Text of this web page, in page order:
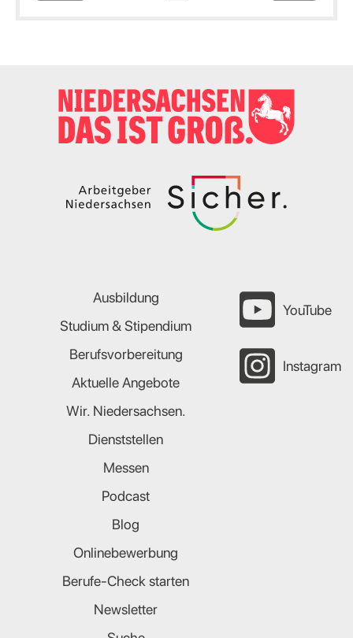
Ausbildung
Studium & Stipendium
Berufsvorbereitung
Aktuelle Angebote
Wir. Niedersachsen.
Dienststellen
Messen
Podcast
Blog
Onlinebewerbung
Berufe-Check starten
Newsletter
YouTube
Instagram